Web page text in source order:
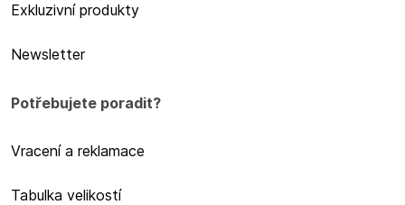
Exkluzivní produkty
Newsletter
Potřebujete poradit?
Vracení a reklamace
Tabulka velikostí